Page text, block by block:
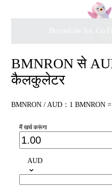
Beyond the Ice, Go
BMNRON से
कैलकुलेटर
BMNRON / AUD：1 BMNRON
मैं खर्च करूंगा
AUD